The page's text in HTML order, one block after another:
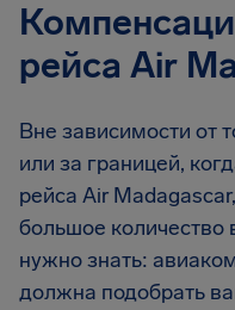
рейса Air
Вне зависимости от
или за границей,
рейса Air
большое количество
нужно знать:
должна подобрать